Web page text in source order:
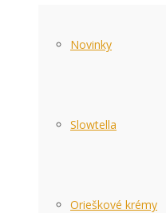
Novinky
Slowtella
Orieškové krémy